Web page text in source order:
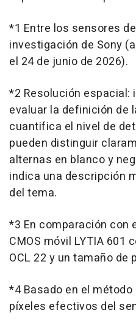
*1 Entre los sensores
investigación de Sony
el 24 de junio de 2026).
*2 Resolución espacial:
evaluar la definición de
cuantifica el nivel de
pueden distinguir
alternas en blanco y
indica una descripción
del tema.
*3 En comparación con
CMOS móvil LYTIA 601
OCL 22 y un tamaño de
*4 Basado en el
píxeles efectivos del